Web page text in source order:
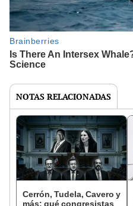
NOTAS RELACIONADAS
Cerrón, Tudela, Cavero y
más: qué congresistas